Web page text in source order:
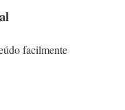
facilmente